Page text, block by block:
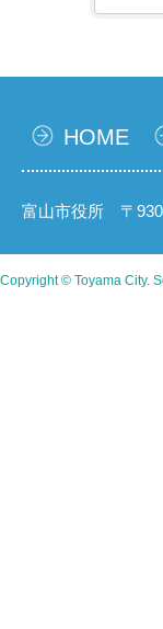
HOME
富山市役所 〒
Copyright © Toyama City.